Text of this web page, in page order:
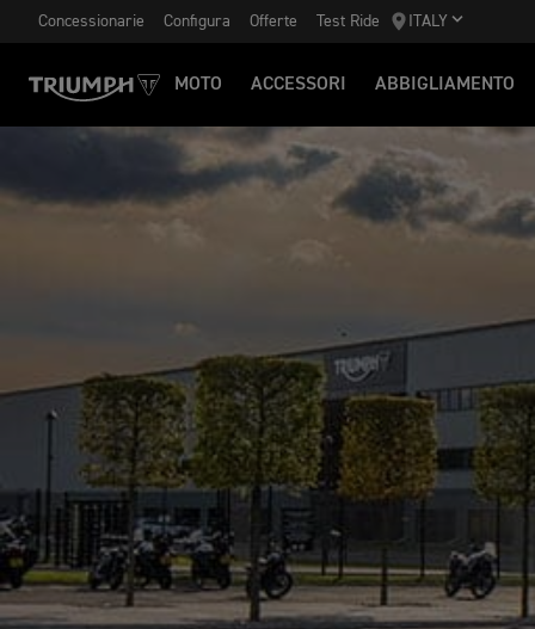
Concessionarie Configura Offerte Test Ride ITALY
MOTO ACCESSORI ABBIGLIAMENTO